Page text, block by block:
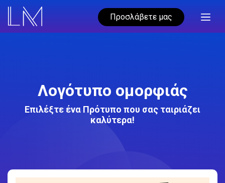
Προσλάβετε μας
Λογότυπο ομορφιάς
Επιλέξτε ένα Πρότυπο που σας ταιριάζει
καλύτερα!